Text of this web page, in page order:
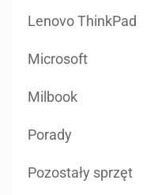
Milbook
Porady
Pozostały sprzęt